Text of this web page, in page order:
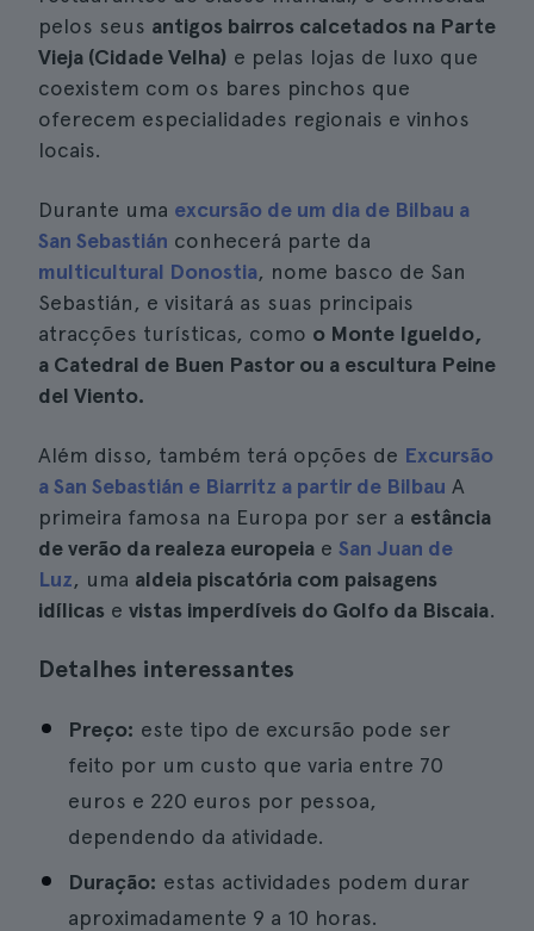
pelos seus antigos bairros calcetados na Parte
Vieja (Cidade Velha) e pelas lojas de luxo que
coexistem com os bares pinchos que
oferecem especialidades regionais e vinhos
locais.
Durante uma excursão de um dia de Bilbau a
San Sebastián conhecerá parte da
multicultural Donostia, nome basco de San
Sebastián, e visitará as suas principais
atracções turísticas, como o Monte Igueldo,
a Catedral de Buen Pastor ou a escultura Peine
del Viento.
Além disso, também terá opções de Excursão
a San Sebastián e Biarritz a partir de Bilbau A
primeira famosa na Europa por ser a estância
de verão da realeza europeia e San Juan de
Luz, uma aldeia piscatória com paisagens
idílicas e vistas imperdíveis do Golfo da Biscaia.
Detalhes interessantes
Preço: este tipo de excursão pode ser
feito por um custo que varia entre 70
euros e 220 euros por pessoa,
dependendo da atividade.
Duração: estas actividades podem durar
aproximadamente 9 a 10 horas.